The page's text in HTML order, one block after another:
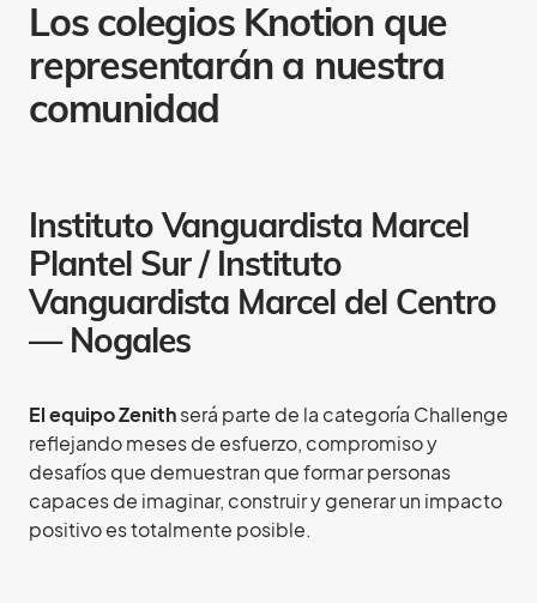
Los colegios Knotion que
representarán a nuestra
comunidad
Instituto Vanguardista Marcel
Plantel Sur / Instituto
Vanguardista Marcel del Centro
— Nogales
El equipo Zenithserá parte de la categoría Challenge
reflejando meses de esfuerzo, compromiso y
desafíos que demuestran que formar personas
capaces de imaginar, construir y generar un impacto
positivo es totalmente posible.